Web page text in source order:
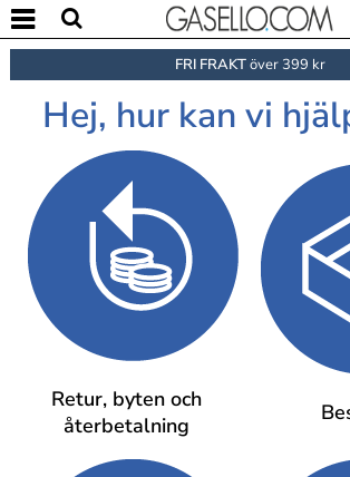
FRI FRAKTöver 399 kr
Hej, hur kan vi
Retur, byten och
återbetalning